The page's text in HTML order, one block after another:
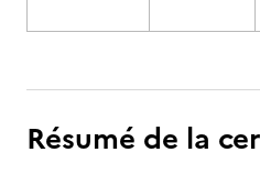
Résumé de la